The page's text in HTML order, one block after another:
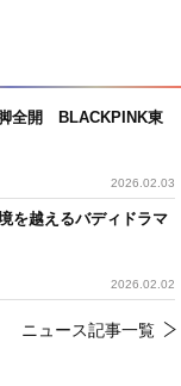
全開 BLACKPINK東
2026.02.03
を越えるバディドラマ
2026.02.02
ニュース記事一覧